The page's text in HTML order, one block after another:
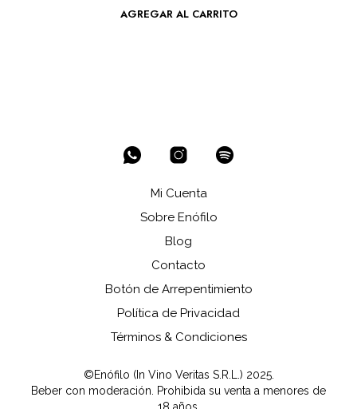
AGREGAR AL CARRITO
Mi Cuenta
Sobre Enófilo
Blog
Contacto
Botón de Arrepentimiento
Política de Privacidad
Términos & Condiciones
©Enófilo (In Vino Veritas S.R.L.) 2025.
Beber con moderación. Prohibida su venta a menores de